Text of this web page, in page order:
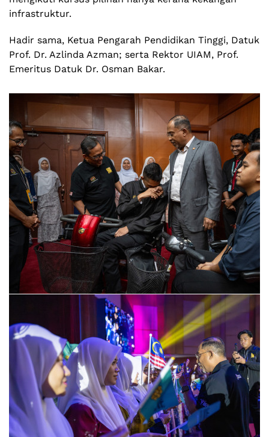
infrastruktur.
Hadir sama, Ketua Pengarah Pendidikan Tinggi, Datuk
Prof. Dr. Azlinda Azman; serta Rektor UIAM, Prof.
Emeritus Datuk Dr. Osman Bakar.